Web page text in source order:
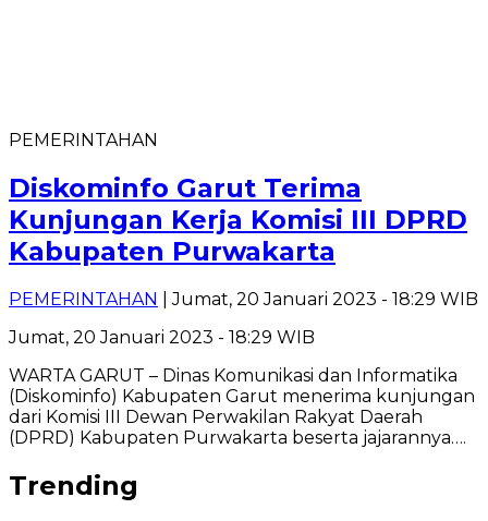
PEMERINTAHAN
Diskominfo Garut Terima
Kunjungan Kerja Komisi III DPRD
Kabupaten Purwakarta
PEMERINTAHAN
| Jumat, 20 Januari 2023 - 18:29 WIB
Jumat, 20 Januari 2023 - 18:29 WIB
WARTA GARUT – Dinas Komunikasi dan Informatika
(Diskominfo) Kabupaten Garut menerima kunjungan
dari Komisi III Dewan Perwakilan Rakyat Daerah
(DPRD) Kabupaten Purwakarta beserta jajarannya….
Trending